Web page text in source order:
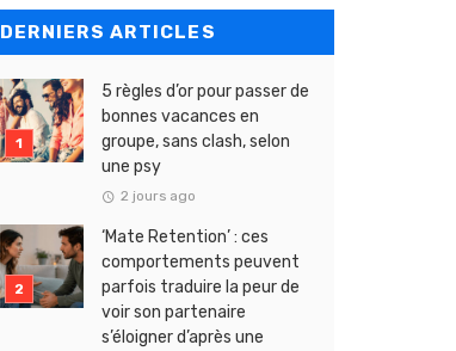
DERNIERS ARTICLES
5 règles d’or pour passer de
bonnes vacances en
groupe, sans clash, selon
une psy
2 jours ago
‘Mate Retention’ : ces
comportements peuvent
parfois traduire la peur de
voir son partenaire
s’éloigner d’après une